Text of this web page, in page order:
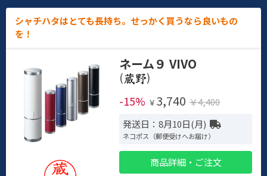
シャチハタはとても長持ち。せっかく買うなら良いもの
を！
ネーム９ VIVO
(
)
-15% ￥ 3,740 ￥4,400
発送日：8月10日(月)
ネコポス（郵便受けへお届け）
商品詳細・ご注文